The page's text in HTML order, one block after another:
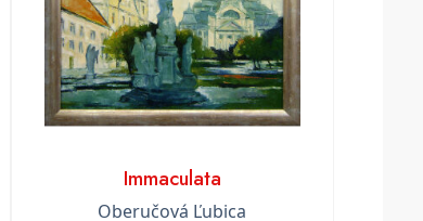
Immaculata
Oberučová Ľubica